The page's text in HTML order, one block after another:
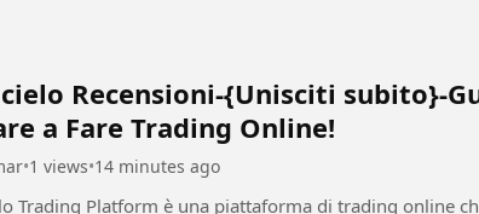
Recensioni-{Unisciti subito}-
a Fare Trading Online!
•1 views•14 minutes ago
Trading Platform è una piattaforma di trading online